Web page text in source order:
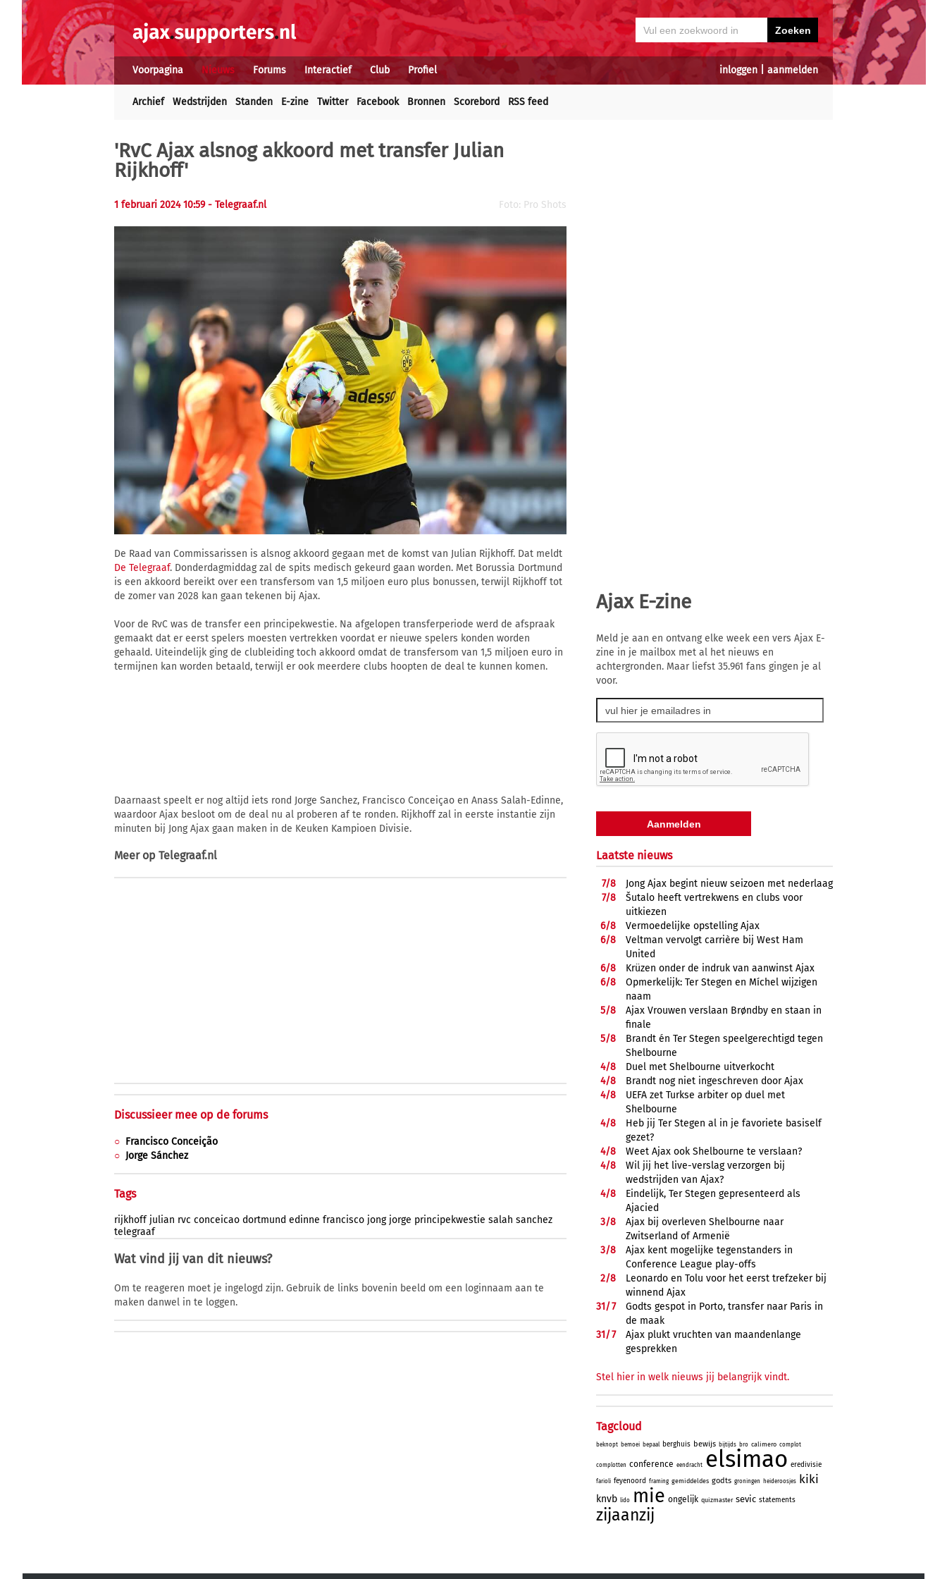
inloggen aanmelden
Voorpagina Nieuws Forums Interactief Club Profiel
Archief Wedstrijden Standen E-zine Twitter Facebook Bronnen Scorebord RSS feed
'RvC Ajax alsnog akkoord met transfer Julian
Rijkhoff'
1 februari 2024 10:59- Telegraaf.nl Foto: Pro Shots
De Raad van Commissarissen is alsnog akkoord gegaan met de komst van Julian Rijkhoff. Dat meldt
De Telegraaf. Donderdagmiddag zal de spits medisch gekeurd gaan worden. Met Borussia Dortmund
is een akkoord bereikt over een transfersom van 1,5 miljoen euro plus bonussen, terwijl Rijkhoff tot
de zomer van 2028 kan gaan tekenen bij Ajax.
Voor de RvC was de transfer een principekwestie. Na afgelopen transferperiode werd de afspraak
gemaakt dat er eerst spelers moesten vertrekken voordat er nieuwe spelers konden worden
gehaald. Uiteindelijk ging de clubleiding toch akkoord omdat de transfersom van 1,5 miljoen euro in
termijnen kan worden betaald, terwijl er ook meerdere clubs hoopten de deal te kunnen komen.
Daarnaast speelt er nog altijd iets rond Jorge Sanchez, Francisco Conceiçao en Anass Salah-Edinne,
waardoor Ajax besloot om de deal nu al proberen af te ronden. Rijkhoff zal in eerste instantie zijn
minuten bij Jong Ajax gaan maken in de Keuken Kampioen Divisie.
Meer op Telegraaf.nl
Discussieer mee op de forums
Francisco Conceição
Jorge Sánchez
Tags
rijkhoff julian rvc conceicao dortmund edinne francisco jong jorge principekwestie salah sanchez
telegraaf
Wat vind jij van dit nieuws?
Om te reageren moet je ingelogd zijn. Gebruik de links bovenin beeld om een loginnaam aan te
maken danwel in te loggen.
Ajax E-zine
Meld je aan en ontvang elke week een vers Ajax E-
zine in je mailbox met al het nieuws en
achtergronden. Maar liefst 35.961 fans gingen je al
voor.
Laatste nieuws
7/8
Jong Ajax begint nieuw seizoen met nederlaag
7/8
Šutalo heeft vertrekwens en clubs voor
uitkiezen
6/8
Vermoedelijke opstelling Ajax
6/8
Veltman vervolgt carrière bij West Ham
United
6/8
Krüzen onder de indruk van aanwinst Ajax
6/8
Opmerkelijk: Ter Stegen en Míchel wijzigen
naam
5/8
Ajax Vrouwen verslaan Brøndby en staan in
finale
5/8
Brandt én Ter Stegen speelgerechtigd tegen
Shelbourne
4/8
Duel met Shelbourne uitverkocht
4/8
Brandt nog niet ingeschreven door Ajax
4/8
UEFA zet Turkse arbiter op duel met
Shelbourne
4/8
Heb jij Ter Stegen al in je favoriete basiself
gezet?
4/8
Weet Ajax ook Shelbourne te verslaan?
4/8
Wil jij het live-verslag verzorgen bij
wedstrijden van Ajax?
4/8
Eindelijk, Ter Stegen gepresenteerd als
Ajacied
3/8
Ajax bij overleven Shelbourne naar
Zwitserland of Armenië
3/8
Ajax kent mogelijke tegenstanders in
Conference League play-offs
2/8
Leonardo en Tolu voor het eerst trefzeker bij
winnend Ajax
31/7
Godts gespot in Porto, transfer naar Paris in
de maak
31/7
Ajax plukt vruchten van maandenlange
gesprekken
Stel hier in welk nieuws jij belangrijk vindt.
Tagcloud
beknopt bemoei bepaal berghuis bewijs bijtijds bro calimero complot
complotten conference eendracht elsimao eredivisie
farioli feyenoord framing gemiddeldes godts groningen heideroosjes kiki
knvb lido mie ongelijk quizmaster sevic statements
zijaanzij